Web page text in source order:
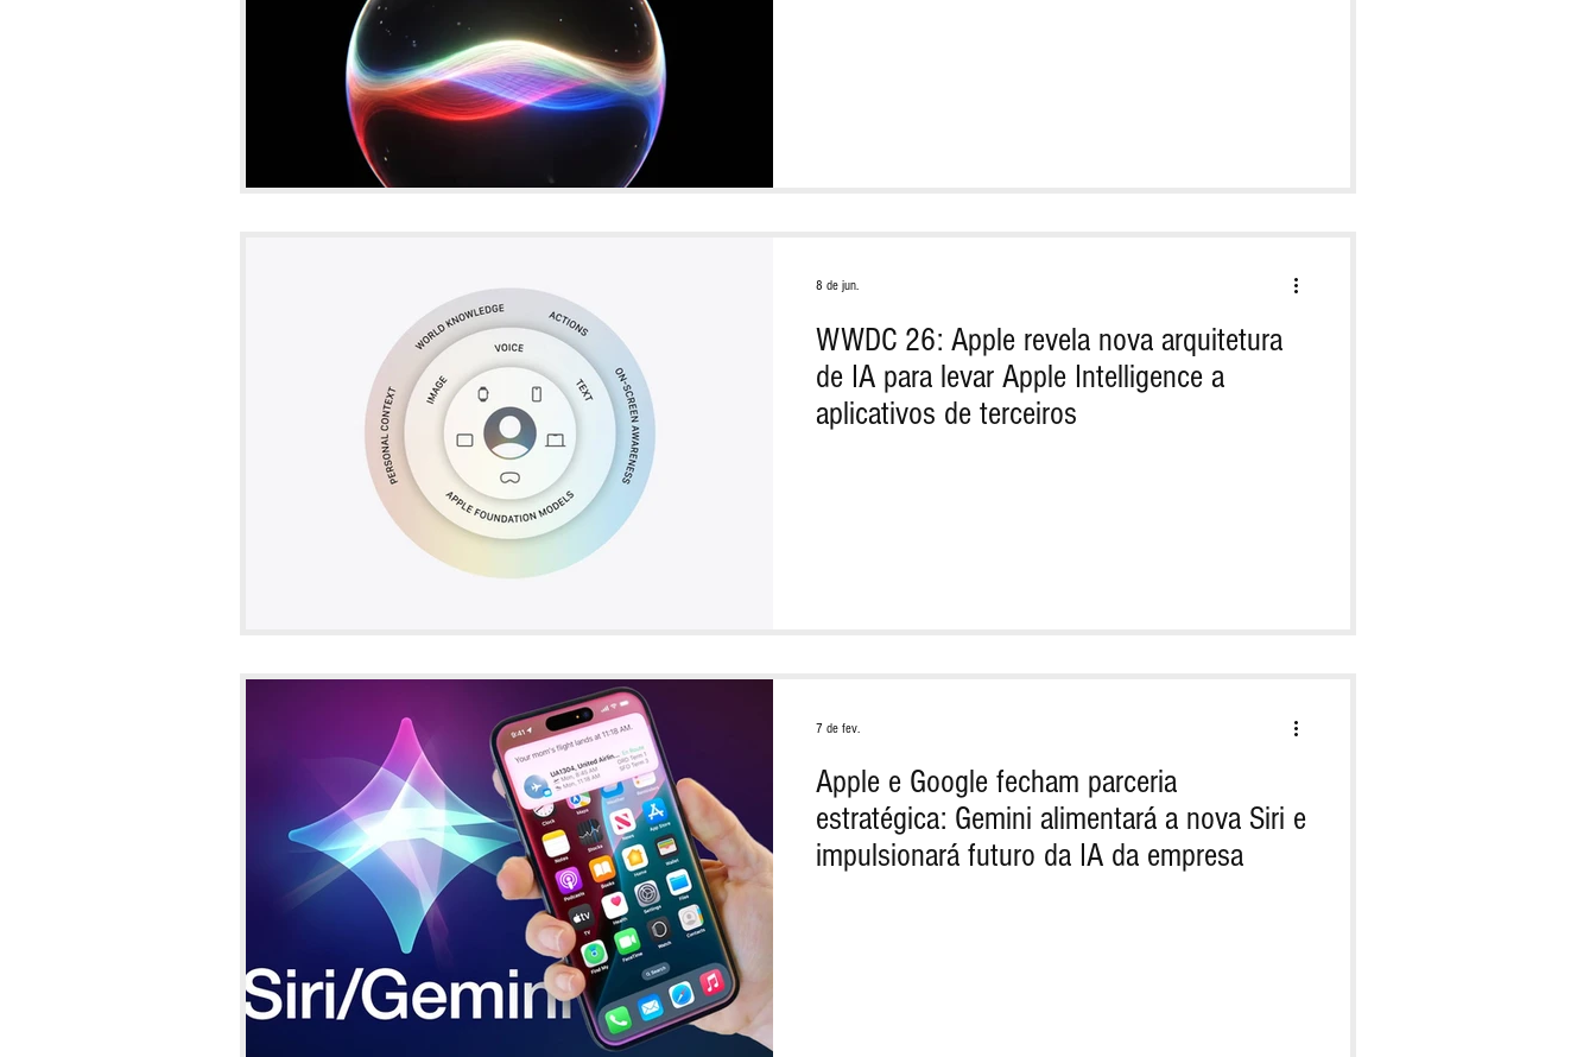
WWDC 26: Apple revela nova arquitetura
de IA para levar Apple Intelligence a
aplicativos de terceiros
8 de jun.
Apple e Google fecham parceria
estratégica: Gemini alimentará a nova Siri e
impulsionará futuro da IA da empresa
7 de fev.